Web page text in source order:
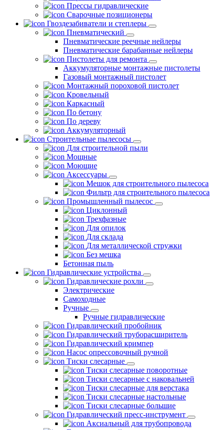
Прессы гидравлические
Сварочные позиционеры
Гвоздезабиватели и степлеры
Пневматический
Пневматические реечные нейлеры
Пневматические барабанные нейлеры
Пистолеты для ремонта
Аккумуляторные монтажные пистолеты
Газовый монтажный пистолет
Монтажный пороховой пистолет
Кровельный
Каркасный
По бетону
По дереву
Аккумуляторный
Строительные пылесосы
Для строительной пыли
Мощные
Моющие
Аксессуары
Мешок для строительного пылесоса
Фильтр для строительного пылесоса
Промышленный пылесос
Циклонный
Трехфазные
Для опилок
Для склада
Для металлической стружки
Без мешка
Бетонная пыль
Гидравлические устройства
Гидравлические рохли
Электрические
Самоходные
Ручные
Ручные гидравлические
Гидравлический пробойник
Гидравлический труборасширитель
Гидравлический кримпер
Насос опрессовочный ручной
Тиски слесарные
Тиски слесарные поворотные
Тиски слесарные с наковальней
Тиски слесарные для верстака
Тиски слесарные настольные
Тиски слесарные большие
Гидравлический пресс-инструмент
Аксиальный для трубопровода